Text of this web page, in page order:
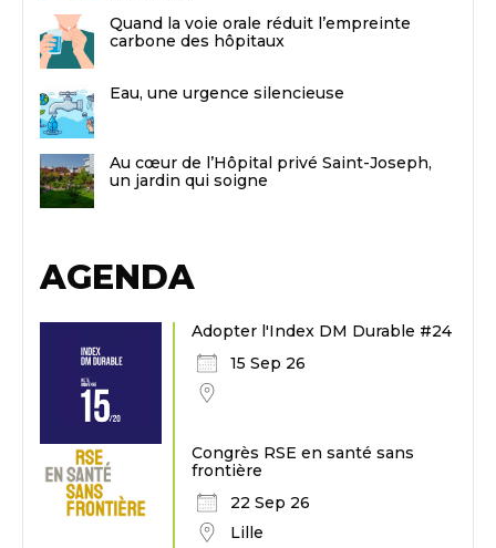
Quand la voie orale réduit l’empreinte
carbone des hôpitaux
Eau, une urgence silencieuse
Au cœur de l’Hôpital privé Saint-Joseph,
un jardin qui soigne
AGENDA
Adopter l'Index DM Durable #24
15 Sep 26
Congrès RSE en santé sans
frontière
22 Sep 26
Lille